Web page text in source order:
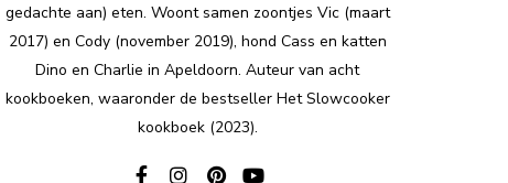
gedachte aan) eten. Woont samen zoontjes Vic (maart
2017) en Cody (november 2019), hond Cass en katten
Dino en Charlie in Apeldoorn. Auteur van acht
kookboeken, waaronder de bestseller Het Slowcooker
kookboek (2023).